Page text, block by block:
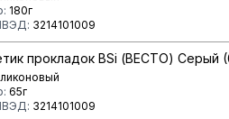
180г
3214101009
прокладок BSi (ВЕСТО) Серый
65г
3214101009